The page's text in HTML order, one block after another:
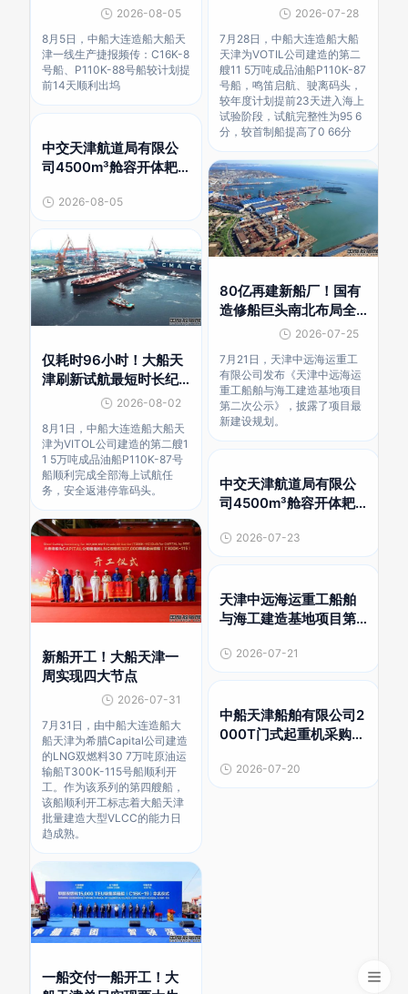
2026-08-05
8月5日，中船大连造船大船天
津一线生产捷报频传：C16K-8
号船、P110K-88号船较计划提
前14天顺利出坞
中交天津航道局有限公
司4500m³舱容开体耙
2026-08-05
仅耗时96小时！大船天
津刷新试航最短时长纪
2026-08-02
8月1日，中船大连造船大船天
津为VITOL公司建造的第二艘1
1 5万吨成品油船P110K-87号
船顺利完成全部海上试航任
务，安全返港停靠码头。
新船开工！大船天津一
周实现四大节点
2026-07-31
7月31日，由中船大连造船大
船天津为希腊Capital公司建造
的LNG双燃料30 7万吨原油运
输船T300K-115号船顺利开
工。作为该系列的第四艘船，
该船顺利开工标志着大船天津
批量建造大型VLCC的能力日
趋成熟。
一船交付一船开工！大
2026-07-28
7月28日，中船大连造船大船
天津为VOTIL公司建造的第二
艘11 5万吨成品油船P110K-87
号船，鸣笛启航、驶离码头，
较年度计划提前23天进入海上
试验阶段，试航完整性为95 6
分，较首制船提高了0 66分
80亿再建新船厂！国有
造修船巨头南北布局全
2026-07-25
7月21日，天津中远海运重工
有限公司发布《天津中远海运
重工船舶与海工建造基地项目
第二次公示》，披露了项目最
新建设规划。
中交天津航道局有限公
司4500m³舱容开体耙
2026-07-23
天津中远海运重工船舶
与海工建造基地项目第
2026-07-21
中船天津船舶有限公司2
000T门式起重机采购项
2026-07-20